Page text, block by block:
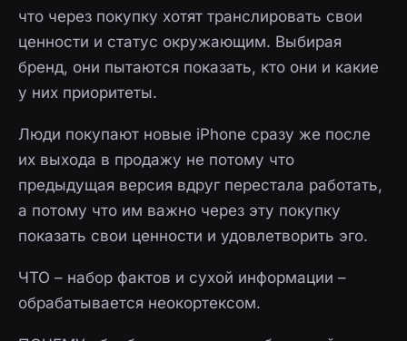
что через покупку хотят транслировать свои
ценности и статус окружающим. Выбирая
бренд, они пытаются показать, кто они и какие
у них приоритеты.
Люди покупают новые iPhone сразу же после
их выхода в продажу не потому что
предыдущая версия вдруг перестала работать,
а потому что им важно через эту покупку
показать свои ценности и удовлетворить эго.
ЧТО – набор фактов и сухой информации –
обрабатывается неокортексом.